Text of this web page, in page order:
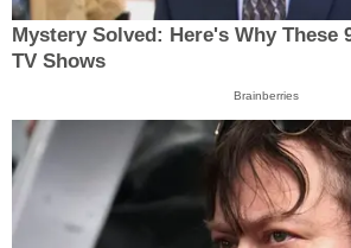
Mystery Solved: Here's Why These
TV Shows
Brainberries